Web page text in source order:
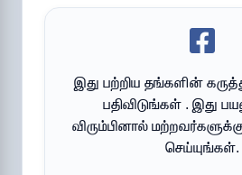
இது பற்றிய தங்களின்
பதிவிடுங்கள் . இது
விரும்பினால்
செய்யுங்கள்.